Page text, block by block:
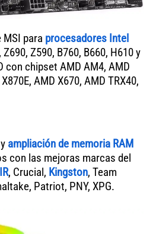
para procesadores Intel
Z590, B760, B660, H610 y
con chipset AMD AM4, AMD
AMD X670, AMD TRX40,
ampliación de memoria RAM
con las mejoras marcas del
, Crucial, Kingston, Team
Patriot, PNY, XPG.